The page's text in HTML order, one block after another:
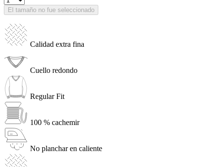
El tamaño no fue seleccionado
Calidad extra fina
Cuello redondo
Regular Fit
100 % cachemir
No planchar en caliente